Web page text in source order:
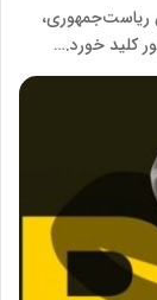
ریاست‌جمهوری،
کلید خورد.…